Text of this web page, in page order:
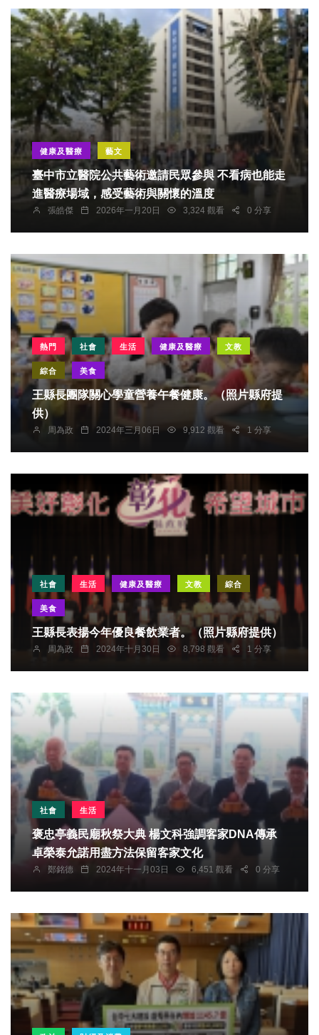
健康及醫療 藝文
臺中市立醫院公共藝術邀請民眾參與 不看病也能走
進醫療場域，感受藝術與關懷的溫度
張皓傑 2026年一月20日 3,324 觀看 0 分享
熱門 社會 生活 健康及醫療 文教
綜合 美食
王縣長團隊關心學童營養午餐健康。（照片縣府提
供）
周為政 2024年三月06日 9,912 觀看 1 分享
社會 生活 健康及醫療 文教 綜合
美食
王縣長表揚今年優良餐飲業者。（照片縣府提供）
周為政 2024年十月30日 8,798 觀看 1 分享
社會 生活
褒忠亭義民廟秋祭大典 楊文科強調客家DNA傳承
卓榮泰允諾用盡方法保留客家文化
鄭銘德 2024年十一月03日 6,451 觀看 0 分享